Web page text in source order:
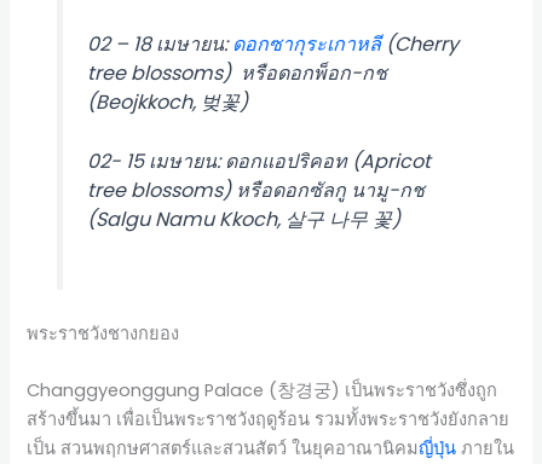
02 – 18 เมษายน:ดอกซากุระเกาหลี(Cherry
tree blossoms) หรือดอกพ็อก-กช
(Beojkkoch, 벚꽃)
02- 15 เมษายน: ดอกแอปริคอท (Apricot
tree blossoms) หรือดอกซัลกู นามู-กช
(Salgu Namu Kkoch, 살구 나무 꽃)
พระราชวังชางกยอง
Changgyeonggung Palace (창경궁) เป็นพระราชวังซึ่งถูก
สร้างขึ้นมา เพื่อเป็นพระราชวังฤดูร้อน รวมทั้งพระราชวังยังกลาย
เป็น สวนพฤกษศาสตร์และสวนสัตว์ ในยุคอาณานิคมญี่ปุ่น ภายใน